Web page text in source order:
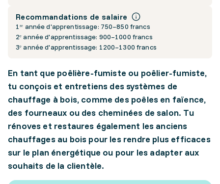
Recommandations de salaire
1ʳᵉ année d'apprentissage: 750–850 francs
2ᵉ année d'apprentissage: 900–1000 francs
3ᵉ année d'apprentissage: 1200–1300 francs
En tant que poêlière-fumiste ou poêlier-fumiste,
tu conçois et entretiens des systèmes de
chauffage à bois, comme des poêles en faïence,
des fourneaux ou des cheminées de salon. Tu
rénoves et restaures également les anciens
chauffages au bois pour les rendre plus efficaces
sur le plan énergétique ou pour les adapter aux
souhaits de la clientèle.